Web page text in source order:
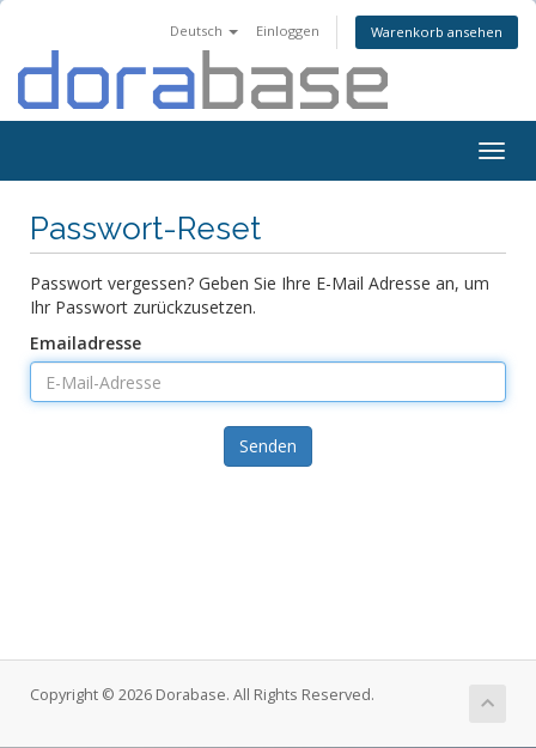
Deutsch Einloggen Warenkorb ansehen
Passwort-Reset
Passwort vergessen? Geben Sie Ihre E-Mail Adresse an, um
Ihr Passwort zurückzusetzen.
Emailadresse
Senden
Copyright © 2026 Dorabase. All Rights Reserved.